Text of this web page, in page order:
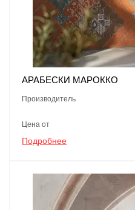
АРАБЕСКИ МАРОККО
Производитель
Цена от
Подробнее